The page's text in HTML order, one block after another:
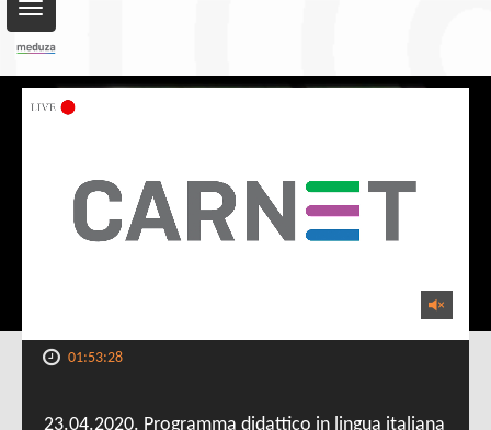
Toggle
navigation
01:53:28
23.04.2020. Programma didattico in lingua italiana